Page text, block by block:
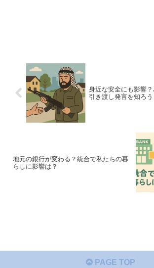
身近な安全にも影響
引き渡し発言を知ろう
地元の銀行が変わる？統合で私たちの暮
らしに影響は？
PAGE TOP